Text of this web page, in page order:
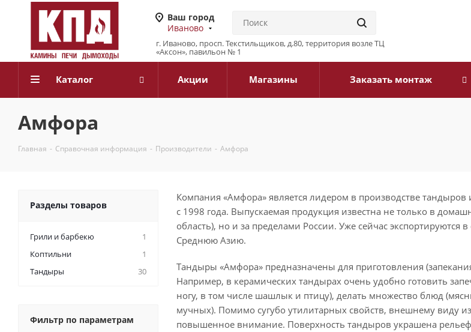
Ваш город
Иваново
г. Иваново, просп. Текстильщиков, д.80, территория возле ТЦ
«Аксон», павильон № 1
Каталог Акции Магазины Заказать монтаж
Амфора
Главная - Справочная информация - Производители - Амфора
Компания «Амфора» является лидером в производстве тандыров
с 1998 года. Выпускаемая продукция известна не только в
область), но и за пределами России. Уже сейчас экспортируются
Среднюю Азию.
Тандыры «Амфора» предназначены для приготовления
Например, в керамических тандырах очень удобно готовить
ногу, в том числе шашлык и птицу), делать множество блюд
мучных). Помимо сугубо утилитарных свойств, внешнему виду
повышенное внимание. Поверхность тандыров украшена
Разделы товаров
Грили и барбекю
1
Коптильни
1
Тандыры
30
Фильтр по параметрам